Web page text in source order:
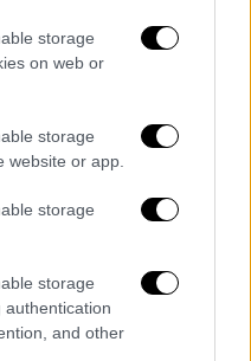
storage
on web or
storage
website or app.
storage
storage
authentication
and other
Στρατός
(ELN) εξαπέλυσε
Κατατούμπο
και αμάχους, κάπου
εξαναγκάστηκαν να
ημέρες. Κατά
οι επιθέσεις
τουλάχιστον 57